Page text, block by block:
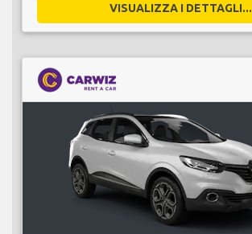
VISUALIZZA I DETTAGLI...